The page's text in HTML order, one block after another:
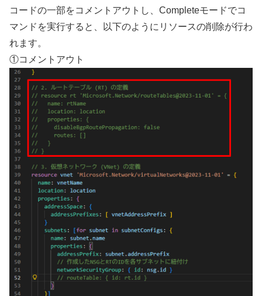
コードの一部をコメントアウトし、Completeモードでコ
マンドを実行すると、以下のようにリソースの削除が行わ
れます。
①コメントアウト